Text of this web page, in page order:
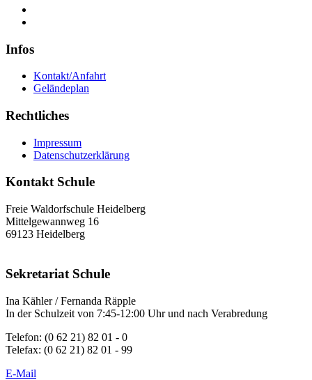
Infos
Kontakt/Anfahrt
Geländeplan
Rechtliches
Impressum
Datenschutzerklärung
Kontakt Schule
Freie Waldorfschule Heidelberg
Mittelgewannweg 16
69123 Heidelberg
Sekretariat Schule
Ina Kähler / Fernanda Räpple
In der Schulzeit von 7:45-12:00 Uhr und nach Verabredung
Telefon: (0 62 21) 82 01 - 0
Telefax: (0 62 21) 82 01 - 99
E-Mail